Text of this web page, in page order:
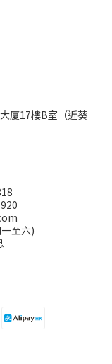
厦17樓B室（近葵
至六)